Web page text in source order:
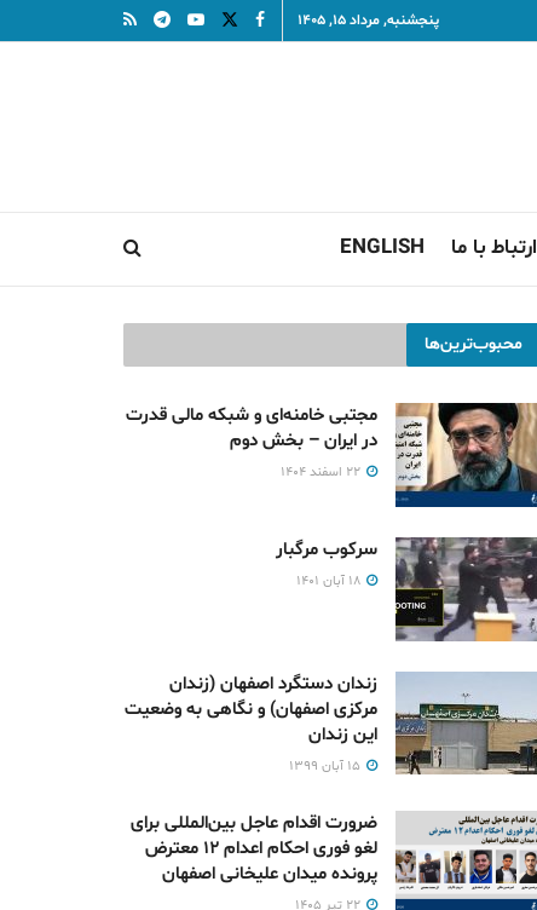
پنجشنبه, مرداد ۱۵, ۱۴۰۵
ارتباط با ما ENGLISH
محبوب‌ترین‌ها
مجتبی خامنه‌ای و شبکه مالی قدرت
در ایران – بخش دوم
سرکوب مرگبار
زندان دستگرد اصفهان (زندان
مرکزی اصفهان) و نگاهی به وضعیت
این زندان
ضرورت اقدام عاجل بین‌المللی برای
لغو فوری احکام اعدام ۱۲ معترض
پرونده میدان علیخانی اصفهان